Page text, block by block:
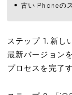
古いiPhoneの
ステップ 1. 新し
最新バージョン
プロセスを完了す